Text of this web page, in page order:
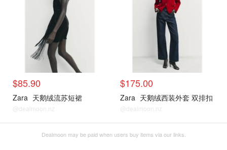
$85.90
Zara 天鹅绒流苏短裙
@dealmoon.nz
$175.00
Zara 天鹅绒西装外套 双排扣
@dealmoon.nz
Dealmoon may be paid when users buy items via our links.